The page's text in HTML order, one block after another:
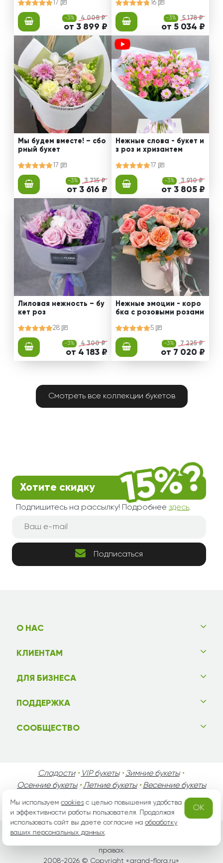
17
-3% 4 008 ₽
от 3 899 ₽
16
-3% 5 178 ₽
от 5 034 ₽
Мы будем вместе! – сбо
рный букет
17
-3% 3 715 ₽
от 3 616 ₽
Нежные слова - букет и
з роз и хризантем
17
-3% 3 910 ₽
от 3 805 ₽
Лиловая нежность – бу
кет роз
28
-3% 4 300 ₽
от 4 183 ₽
Нежные эмоции - коро
бка с розовыми розами
5
-3% 7 225 ₽
от 7 020 ₽
Смотреть все коллекции букетов
Хотите скидку
Подпишитесь на рассылку! Подробнее здесь.
Подписаться
О НАС
КЛИЕНТАМ
ДЛЯ БИЗНЕСА
ПОДДЕРЖКА
СООБЩЕСТВО
Сладости• VIP букеты• Зимние букеты•
Осенние букеты•Летние букеты• Весенние букеты
•
День Мужчин•Праздники!
правах.
2008-2026 © Copyright «grand-flora.ru»
Мы используемcookiesс целью повышения удобства
и эффективности работы пользователя. Продолжая
использовать сайт вы даете согласие наобработку
ваших персональных данных.
OK